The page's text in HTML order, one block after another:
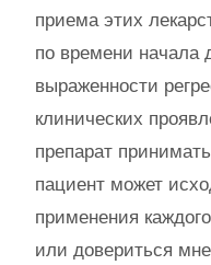
приема этих
по времени начала
выраженности
клинических
препарат
пациент может
применения
или довериться